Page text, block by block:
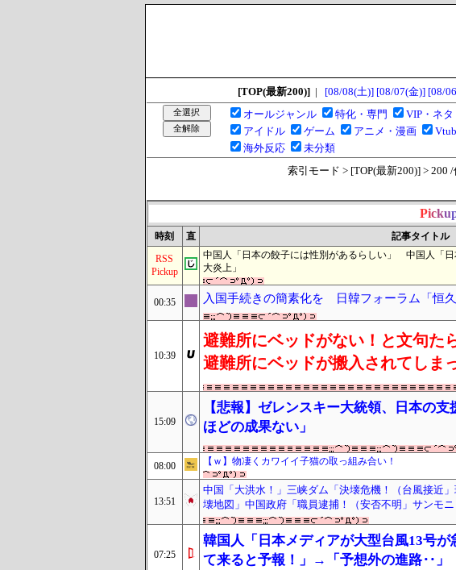
[TOP(最新200)] | [08/08(土)] [08/07(金)] [08/
オールジャンル
特化・専門 VIP・ネタ
アイドル
ゲーム アニメ・漫画
海外反応
未分類
索引モード > [TOP(最新200)] > 200 /
Picku
時刻 直 記事タイトル
RSS
Pickup
中国人「日本の餃子には性別があるらしい」 中国人「
大炎上」
00:35 入国手続きの簡素化を 日韓フォーラム「恒
10:39
避難所にベッドがない！と文句た
避難所にベッドが搬入されてし
15:09
【悲報】ゼレンスキー大統領、日本の
ほどの成果ない」
08:00 【ｗ】物凄くカワイイ子猫の取っ組み合い！
13:51
中国「大洪水！」三峡ダム「決壊危機！（台風接近
壊地図」中国政府「職員逮捕！（安否不明」サンモ
07:25
韓国人「日本メディアが大型台風13号
て来ると予報！」→「予想外の進路‥」